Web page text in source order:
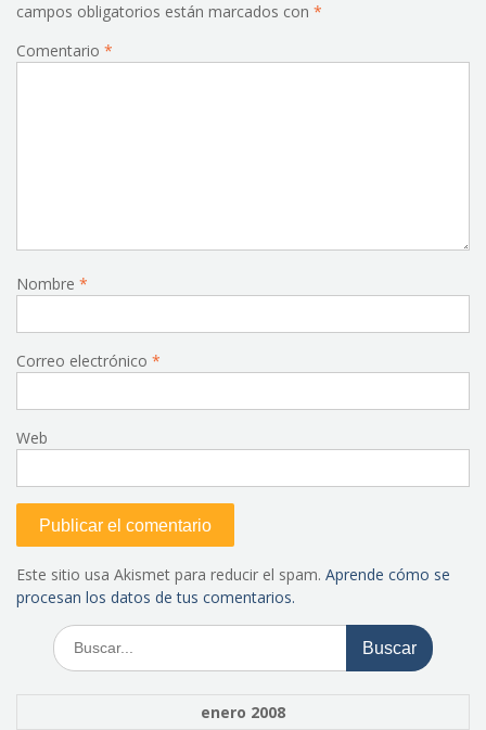
campos obligatorios están marcados con *
Comentario *
Nombre *
Correo electrónico *
Web
Este sitio usa Akismet para reducir el spam. Aprende cómo se
procesan los datos de tus comentarios.
Buscar:
enero 2008